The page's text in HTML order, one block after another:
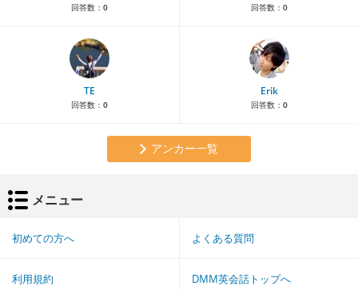
回答数： 0 回答数： 0
TE
回答数： 0
Erik
回答数： 0
アンカー一覧
メニュー
初めての方へ よくある質問
利用規約 DMM英会話トップへ